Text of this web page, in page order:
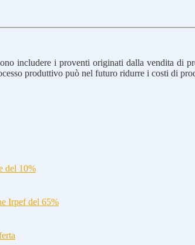
includere i proventi originati dalla vendita di
produttivo può nel futuro ridurre i costi di
del 10%
Irpef del 65%